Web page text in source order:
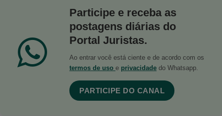
Participe e receba as
postagens diárias do
Portal Juristas.
Ao entrar você está ciente e de acordo com os
termos de uso e privacidade do Whatsapp.
PARTICIPE DO CANAL